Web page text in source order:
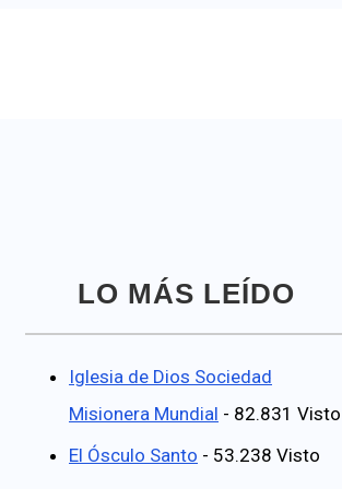
LO MÁS LEÍDO
Iglesia de Dios Sociedad
Misionera Mundial - 82.831 Visto
El Ósculo Santo - 53.238 Visto